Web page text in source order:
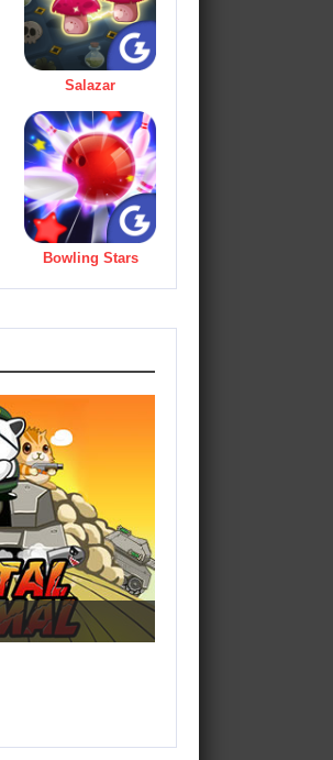
Salazar
Bowling Stars